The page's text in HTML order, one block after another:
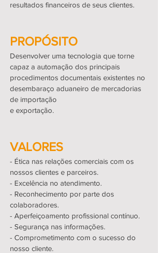
resultados financeiros de seus clientes.
PROPÓSITO
Desenvolver uma tecnologia que torne
capaz a automação dos principais
procedimentos documentais existentes no
desembaraço aduaneiro de mercadorias
de importação
e exportação.
VALORES
- Ética nas relações comerciais com os
nossos clientes e parceiros.
- Excelência no atendimento.
- Reconhecimento por parte dos
colaboradores.
- Aperfeiçoamento profissional contínuo.
- Segurança nas informações.
- Comprometimento com o sucesso do
nosso cliente.